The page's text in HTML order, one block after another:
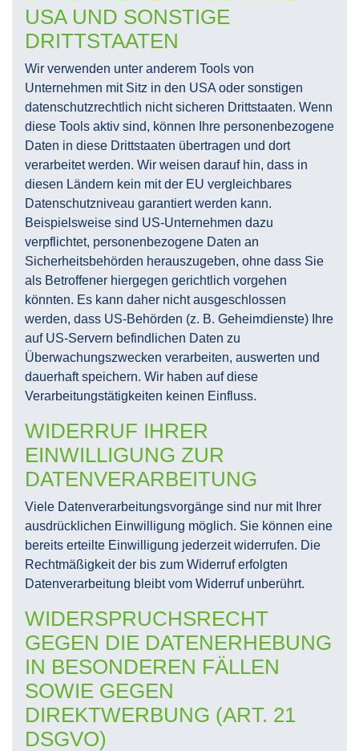
USA UND SONSTIGE
DRITTSTAATEN
Wir verwenden unter anderem Tools von
Unternehmen mit Sitz in den USA oder sonstigen
datenschutzrechtlich nicht sicheren Drittstaaten. Wenn
diese Tools aktiv sind, können Ihre personenbezogene
Daten in diese Drittstaaten übertragen und dort
verarbeitet werden. Wir weisen darauf hin, dass in
diesen Ländern kein mit der EU vergleichbares
Datenschutzniveau garantiert werden kann.
Beispielsweise sind US-Unternehmen dazu
verpflichtet, personenbezogene Daten an
Sicherheitsbehörden herauszugeben, ohne dass Sie
als Betroffener hiergegen gerichtlich vorgehen
könnten. Es kann daher nicht ausgeschlossen
werden, dass US-Behörden (z. B. Geheimdienste) Ihre
auf US-Servern befindlichen Daten zu
Überwachungszwecken verarbeiten, auswerten und
dauerhaft speichern. Wir haben auf diese
Verarbeitungstätigkeiten keinen Einfluss.
WIDERRUF IHRER
EINWILLIGUNG ZUR
DATENVERARBEITUNG
Viele Datenverarbeitungsvorgänge sind nur mit Ihrer
ausdrücklichen Einwilligung möglich. Sie können eine
bereits erteilte Einwilligung jederzeit widerrufen. Die
Rechtmäßigkeit der bis zum Widerruf erfolgten
Datenverarbeitung bleibt vom Widerruf unberührt.
WIDERSPRUCHSRECHT
GEGEN DIE DATENERHEBUNG
IN BESONDEREN FÄLLEN
SOWIE GEGEN
DIREKTWERBUNG (ART. 21
DSGVO)